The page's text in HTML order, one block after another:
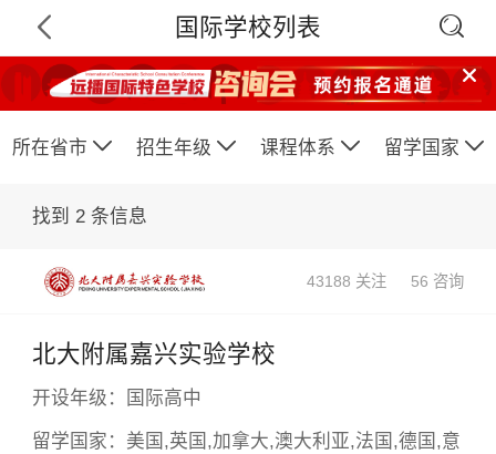
 国际学校列表 

所在省市  招生年级  课程体系  留学国家 
找到 2条信息
43188 关注 56 咨询
北大附属嘉兴实验学校
开设年级： 国际高中
留学国家： 美国,英国,加拿大,澳大利亚,法国,德国,意